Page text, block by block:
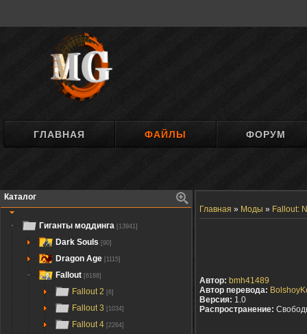
ГЛАВНАЯ ФАЙЛЫ ФОРУМ
Каталог
Гиганты моддинга [13941]
Dark Souls [90]
Dragon Age [1115]
Fallout [6188]
Fallout 2 [6]
Fallout 3 [1034]
Fallout 4 [2264]
Главная » Моды » Fallout:
Автор: bmh41489
Автор перевода:
Версия: 1.0
Распространение: